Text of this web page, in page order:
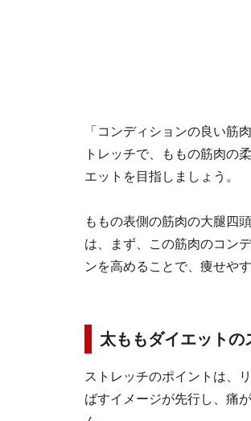
「コンディションの良い筋
トレッチで、ももの筋肉の
エットを目指しましょう。
ももの表側の筋肉の大腿四
は、まず、この筋肉のコン
ンを高めることで、痩せや
太ももダイエットの
ストレッチのポイントは、
ばすイメージが先行し、痛